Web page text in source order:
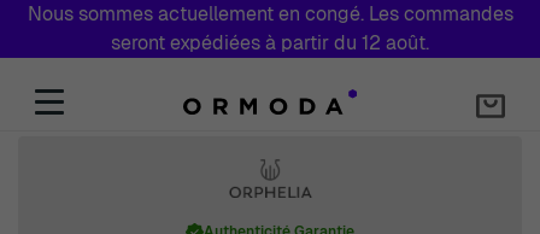
Nous sommes actuellement en congé. Les commandes
seront expédiées à partir du 12 août.